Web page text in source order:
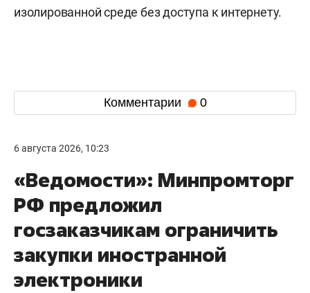
изолированной среде без доступа к интернету.
Комментарии 0
6 августа 2026, 10:23
«Ведомости»: Минпромторг
РФ предложил
госзаказчикам ограничить
закупки иностранной
электроники